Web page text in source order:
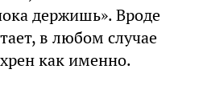
держишь». Вроде
в любом случае
как именно.